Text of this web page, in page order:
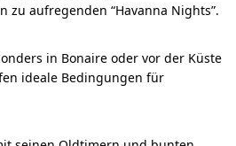
zu aufregenden “Havanna Nights”.
in Bonaire oder vor der Küste
ideale Bedingungen für